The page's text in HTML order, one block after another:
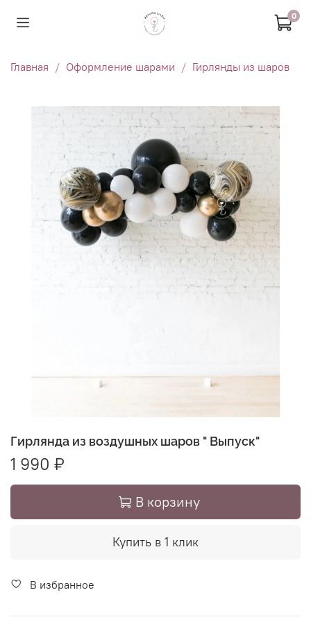
0
Главная Оформление шарами Гирлянды из шаров
Гирлянда из воздушных шаров " Выпуск"
1 990 ₽
В корзину
Купить в 1 клик
В избранное